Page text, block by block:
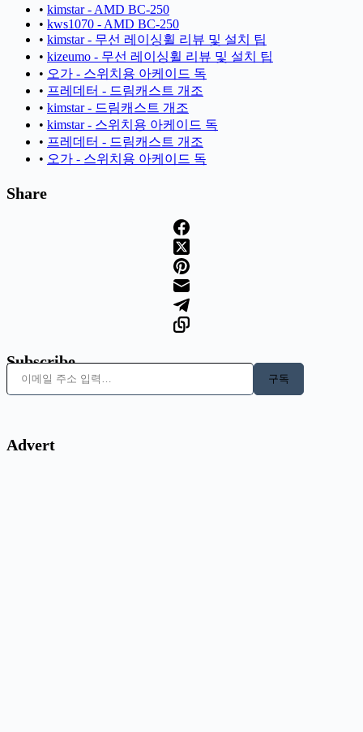
• kimstar - AMD BC-250
• kws1070 - AMD BC-250
• kimstar - 무선 레이싱휠 리뷰 및 설치 팁
• kizeumo - 무선 레이싱휠 리뷰 및 설치 팁
• 오가 - 스위치용 아케이드 독
• 프레데터 - 드림캐스트 개조
• kimstar - 드림캐스트 개조
• kimstar - 스위치용 아케이드 독
• 프레데터 - 드림캐스트 개조
• 오가 - 스위치용 아케이드 독
Share
Subscribe
이메일 주소 입력…
구독
Advert